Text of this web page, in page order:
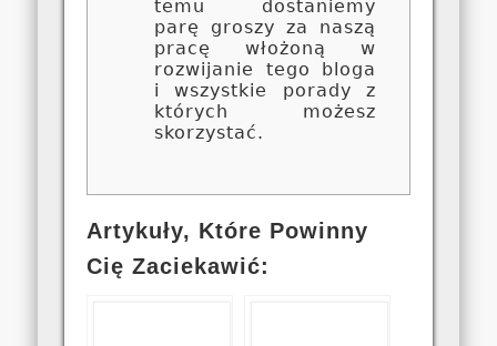
temu dostaniemy
parę groszy za naszą
pracę włożoną w
rozwijanie tego bloga
i wszystkie porady z
których możesz
skorzystać.
Artykuły, Które Powinny
Cię Zaciekawić: